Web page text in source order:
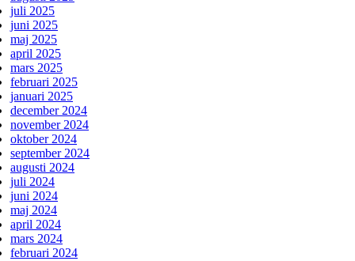
juli 2025
juni 2025
maj 2025
april 2025
mars 2025
februari 2025
januari 2025
december 2024
november 2024
oktober 2024
september 2024
augusti 2024
juli 2024
juni 2024
maj 2024
april 2024
mars 2024
februari 2024